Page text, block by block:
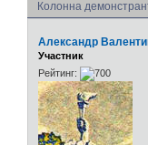
Колонна
Александр
Участник
Рейтинг: